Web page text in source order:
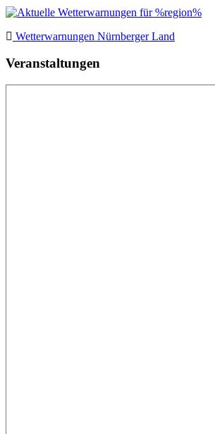
Wetterwarnungen Nürnberger Land
Veranstaltungen